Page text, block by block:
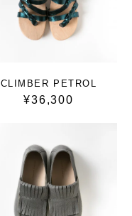
CLIMBER PETROL
¥36,300